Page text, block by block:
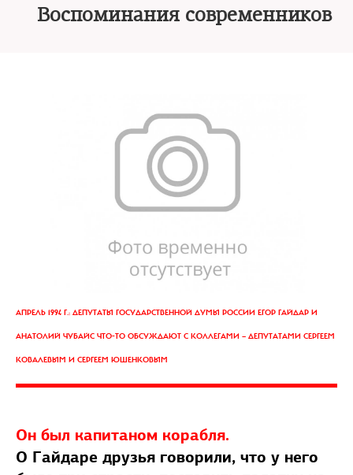
Воспоминания современников
АПРЕЛЬ 1994 Г.: ДЕПУТАТЫ ГОСУДАРСТВЕННОЙ ДУМЫ РОССИИ ЕГОР ГАЙДАР И
АНАТОЛИЙ ЧУБАЙС ЧТО-ТО ОБСУЖДАЮТ С КОЛЛЕГАМИ — ДЕПУТАТАМИ СЕРГЕЕМ
КОВАЛЕВЫМ И СЕРГЕЕМ ЮШЕНКОВЫМ
Он был капитаном корабля.
О Гайдаре друзья говорили, что у него